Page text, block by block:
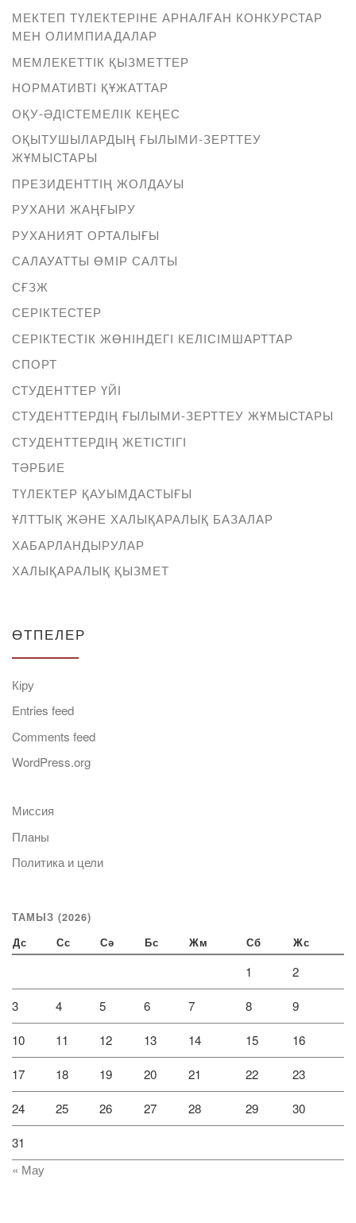
МЕКТЕП ТҮЛЕКТЕРІНЕ АРНАЛҒАН КОНКУРСТАР
МЕН ОЛИМПИАДАЛАР
МЕМЛЕКЕТТІК ҚЫЗМЕТТЕР
НОРМАТИВТІ ҚҰЖАТТАР
ОҚУ-ӘДІСТЕМЕЛІК КЕҢЕС
ОҚЫТУШЫЛАРДЫҢ ҒЫЛЫМИ-ЗЕРТТЕУ
ЖҰМЫСТАРЫ
ПРЕЗИДЕНТТІҢ ЖОЛДАУЫ
РУХАНИ ЖАҢҒЫРУ
РУХАНИЯТ ОРТАЛЫҒЫ
САЛАУАТТЫ ӨМІР САЛТЫ
СҒЗЖ
СЕРІКТЕСТЕР
СЕРІКТЕСТІК ЖӨНІНДЕГІ КЕЛІСІМШАРТТАР
СПОРТ
СТУДЕНТТЕР ҮЙІ
СТУДЕНТТЕРДІҢ ҒЫЛЫМИ-ЗЕРТТЕУ ЖҰМЫСТАРЫ
СТУДЕНТТЕРДІҢ ЖЕТІСТІГІ
ТӘРБИЕ
ТҮЛЕКТЕР ҚАУЫМДАСТЫҒЫ
ҰЛТТЫҚ ЖӘНЕ ХАЛЫҚАРАЛЫҚ БАЗАЛАР
ХАБАРЛАНДЫРУЛАР
ХАЛЫҚАРАЛЫҚ ҚЫЗМЕТ
ӨТПЕЛЕР
Кіру
Entries feed
Comments feed
WordPress.org
Миссия
Планы
Политика и цели
ТАМЫЗ (2026)
Дс Сс Сә Бс Жм Сб Жс
1 2
3 4 5 6 7 8 9
10 11 12 13 14 15 16
17 18 19 20 21 22 23
24 25 26 27 28 29 30
31
« Мау